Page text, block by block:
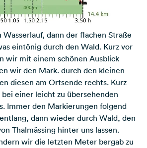
dann der flachen Straße
eintönig durch den Wald. Kurz vor
wir mit einem schönen Ausblick
wir den Mark. durch den kleinen
diesen am Ortsende rechts. Kurz
einer leicht zu übersehenden
Immer den Markierungen folgend
dann wieder durch Wald, den
Thalmässing hinter uns lassen.
wir die letzten Meter bergab zu